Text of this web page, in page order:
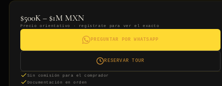
$500K – $1M MXN
Precio orientativo · regístrate para ver el exacto
PREGUNTAR POR WHATSAPP
RESERVAR TOUR
Sin comisión para el comprador
Documentación en orden